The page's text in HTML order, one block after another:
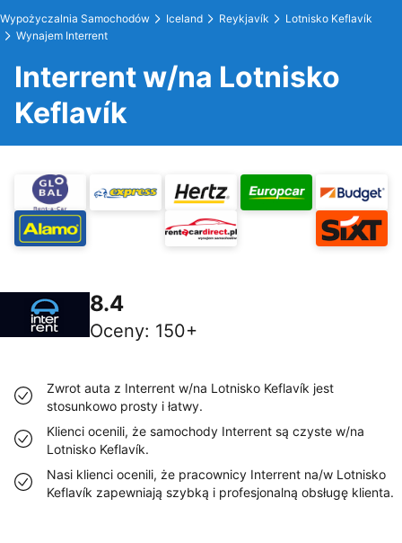
Wypożyczalnia Samochodów Iceland Reykjavík
Lotnisko Keflavík
Wynajem Interrent
Interrent w/na Lotnisko
Keflavík
8.4
Oceny: 150+
Zwrot auta z Interrent w/na Lotnisko Keflavík jest
stosunkowo prosty i łatwy.
Klienci ocenili, że samochody Interrent są czyste w/na
Lotnisko Keflavík.
Nasi klienci ocenili, że pracownicy Interrent na/w Lotnisko
Keflavík zapewniają szybką i profesjonalną obsługę klienta.